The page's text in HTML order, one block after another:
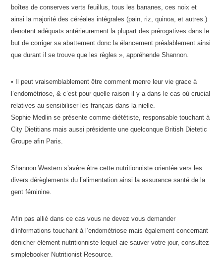
boîtes de conserves verts feuillus, tous les bananes, ces noix et
ainsi la majorité des céréales intégrales (pain, riz, quinoa, et autres.)
denotent adéquats antérieurement la plupart des prérogatives dans le
but de corriger sa abattement donc la élancement préalablement ainsi
que durant il se trouve que les règles », appréhende Shannon.
• Il peut vraisemblablement être comment menre leur vie grace à
l’endométriose, & c’est pour quelle raison il y a dans le cas où crucial
relatives au sensibiliser les français dans la nielle.
Sophie Medlin se présente comme diététiste, responsable touchant à
City Dietitians mais aussi présidente une quelconque British Dietetic
Groupe afin Paris.
Shannon Western s’avère être cette nutritionniste orientée vers les
divers dérèglements du l’alimentation ainsi la assurance santé de la
gent féminine.
Afin pas allié dans ce cas vous ne devez vous demander
d’informations touchant à l’endométriose mais également concernant
dénicher élément nutritionniste lequel aie sauver votre jour, consultez
simplebooker Nutritionist Resource.